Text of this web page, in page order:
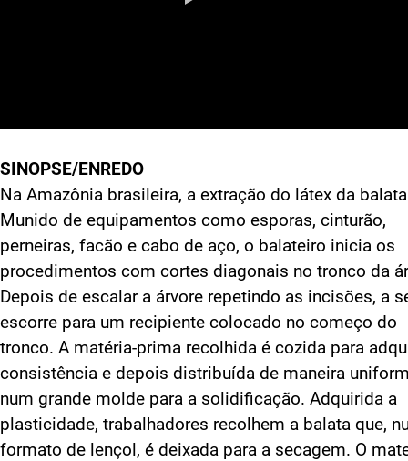
SINOPSE/ENREDO
Na Amazônia brasileira, a extração do látex da
Munido de equipamentos como esporas, cinturão,
perneiras, facão e cabo de aço, o balateiro inicia os
procedimentos com cortes diagonais no tronco da
Depois de escalar a árvore repetindo as incisões, a
escorre para um recipiente colocado no começo do
tronco. A matéria-prima recolhida é cozida para
consistência e depois distribuída de maneira
num grande molde para a solidificação. Adquirida a
plasticidade, trabalhadores recolhem a balata que,
formato de lençol, é deixada para a secagem. O